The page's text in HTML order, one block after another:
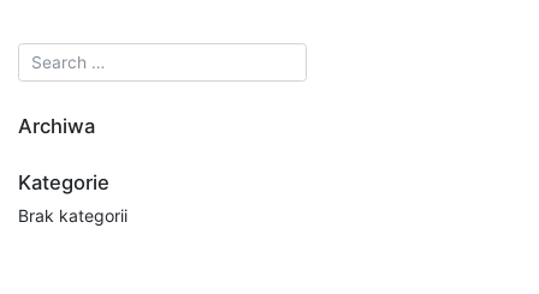
Archiwa
Kategorie
Brak kategorii